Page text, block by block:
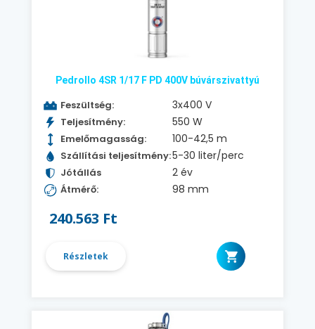
Pedrollo 4SR 1/17 F PD 400V búvárszivattyú
Feszültség: 3x400 V
Teljesítmény: 550 W
Emelőmagasság: 100-42,5 m
Szállítási teljesítmény:5-30 liter/perc
Jótállás 2 év
Átmérő: 98 mm
240.563 Ft
Részletek